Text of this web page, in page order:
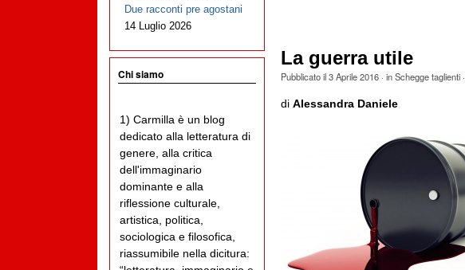
La guerra utile
Pubblicato il3 Aprile 2016· inSchegge taglienti·
di Alessandra Daniele
Due racconti pre agostani
14 Luglio 2026
Chi siamo
1) Carmilla è un blog
dedicato alla letteratura di
genere, alla critica
dell'immaginario
dominante e alla
riflessione culturale,
artistica, politica,
sociologica e filosofica,
riassumibile nella dicitura: